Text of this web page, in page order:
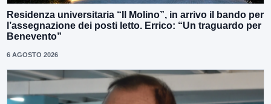
Residenza universitaria “Il Molino”, in arrivo il bando per
l’assegnazione dei posti letto. Errico: “Un traguardo per
Benevento”
6 AGOSTO 2026